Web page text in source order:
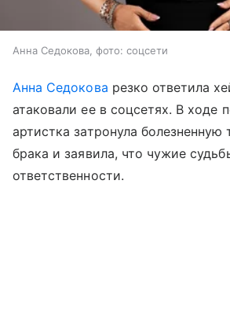
Анна Седокова, фото: соцсети
Анна Седокова резко ответила
атаковали ее в соцсетях. В ходе
артистка затронула болезненную
брака и заявила, что чужие
ответственности.